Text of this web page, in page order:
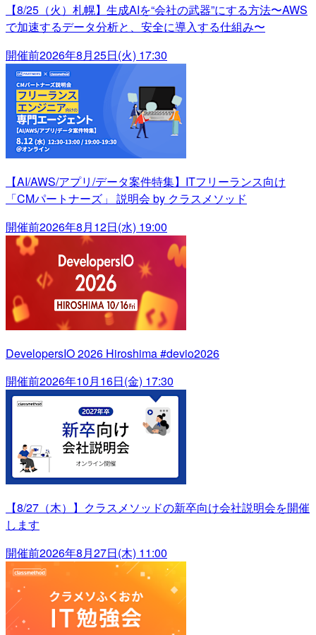
【8/25（火）札幌】生成AIを“会社の武器”にする方法〜AWS
で加速するデータ分析と、安全に導入する仕組み〜
開催前2026年8月25日(火) 17:30
【AI/AWS/アプリ/データ案件特集】ITフリーランス向け
「CMパートナーズ」 説明会 by クラスメソッド
開催前2026年8月12日(水) 19:00
DevelopersIO 2026 Hiroshima #devio2026
開催前2026年10月16日(金) 17:30
【8/27（木）】クラスメソッドの新卒向け会社説明会を開催
します
開催前2026年8月27日(木) 11:00